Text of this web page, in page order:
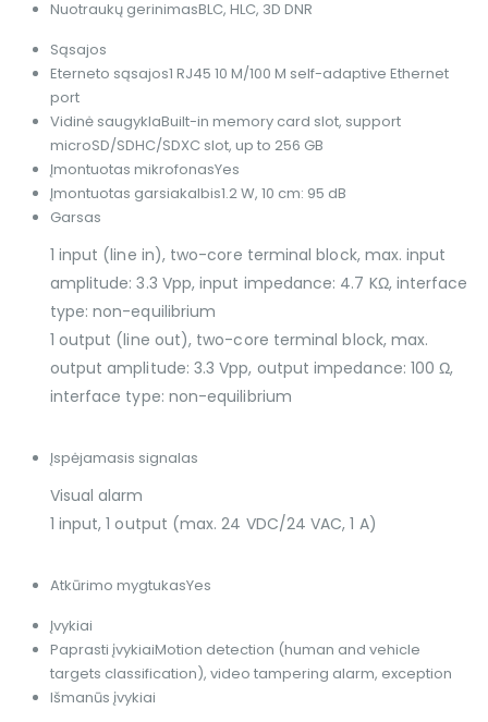
Nuotraukų gerinimasBLC, HLC, 3D DNR
Sąsajos
Eterneto sąsajos1 RJ45 10 M/100 M self-adaptive Ethernet
port
Vidinė saugyklaBuilt-in memory card slot, support
microSD/SDHC/SDXC slot, up to 256 GB
Įmontuotas mikrofonasYes
Įmontuotas garsiakalbis1.2 W, 10 cm: 95 dB
Garsas
1 input (line in), two-core terminal block, max. input
amplitude: 3.3 Vpp, input impedance: 4.7 KΩ, interface
type: non-equilibrium
1 output (line out), two-core terminal block, max.
output amplitude: 3.3 Vpp, output impedance: 100 Ω,
interface type: non-equilibrium
Įspėjamasis signalas
Visual alarm
1 input, 1 output (max. 24 VDC/24 VAC, 1 A)
Atkūrimo mygtukasYes
Įvykiai
Paprasti įvykiaiMotion detection (human and vehicle
targets classification), video tampering alarm, exception
Išmanūs įvykiai